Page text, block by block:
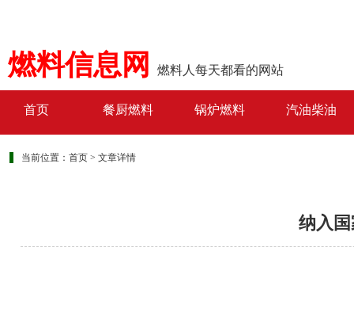
燃料信息网 燃料人每天都看的网站
首页 餐厨燃料 锅炉燃料 汽油柴油
当前位置： 首页 > 文章详情
纳入